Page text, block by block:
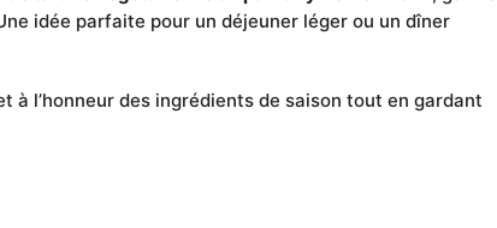
idée parfaite pour un déjeuner léger ou un dîner
à l’honneur des ingrédients de saison tout en gardant